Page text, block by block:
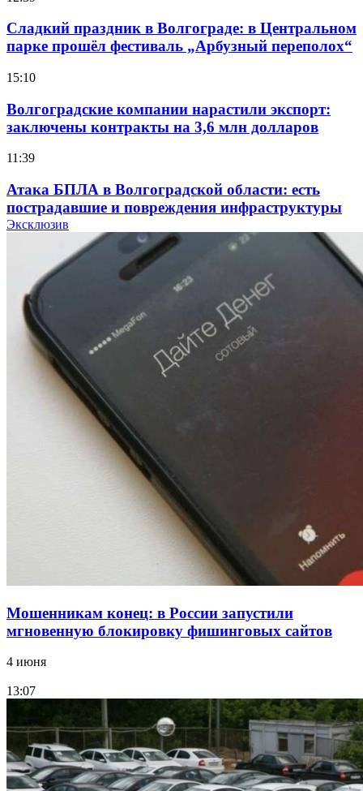
Сладкий праздник в Волгограде: в Центральном
парке прошёл фестиваль „Арбузный переполох“
15:10
Волгоградские компании нарастили экспорт:
заключены контракты на 3,6 млн долларов
11:39
Атака БПЛА в Волгоградской области: есть
пострадавшие и повреждения инфраструктуры
Волгоградские вузы в топе зарплатного
рейтинга: ВолгГТУ и ВолгГМУ вошли в топ‑15
для химической отрасли и фармацевтики
18:39
В Красноармейском районе Волгограда стартует
конкурс на ремонт моста через Волго‑Донской
судоходный канал
Фестиваль #ТриЧетыре в Волгограде пройдёт
11–13 сентября в рамках Года единства народов
Эксклюзив
Мошенникам конец: в России запустили
мгновенную блокировку фишинговых сайтов
4 июня
13:07